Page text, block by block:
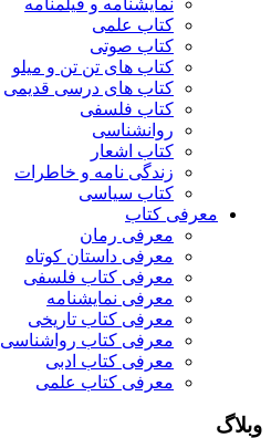
نمایشنامه و فیلمنامه
کتاب علمی
کتاب صوتی
کتاب های تن تن و میلو
کتاب های درسی قدیمی
کتاب فلسفی
روانشناسی
کتاب اشعار
زندگی نامه و خاطرات
کتاب سیاسی
معرفی کتاب
معرفی رمان
معرفی داستان کوتاه
معرفی کتاب فلسفی
معرفی نمایشنامه
معرفی کتاب تاریخی
معرفی کتاب رواشناسی
معرفی کتاب ادبی
معرفی کتاب علمی
وبلاگ